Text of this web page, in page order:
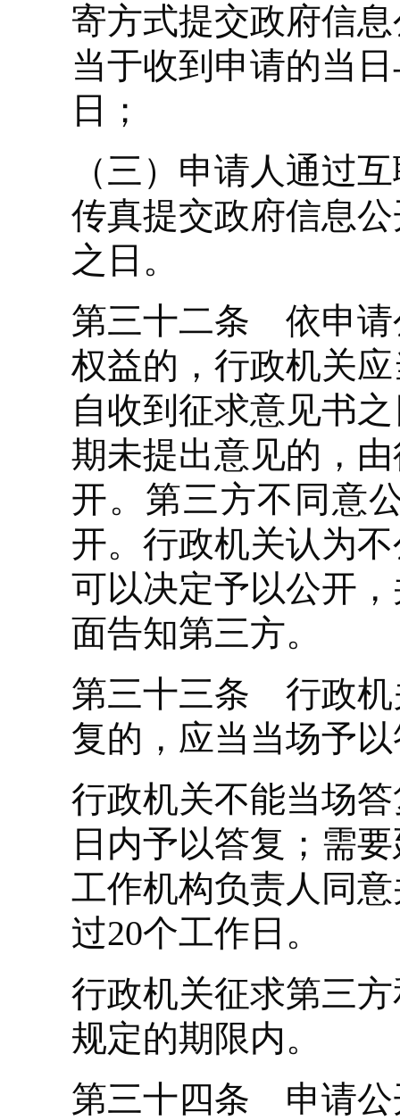
寄方式提交政府信
当于收到申请的当
日；
（三）申请人通过
传真提交政府信息
之日。
第三十二条 依申请
权益的，行政机关
自收到征求意见书
期未提出意见的，
开。第三方不同意
开。行政机关认为
可以决定予以公开
面告知第三方。
第三十三条 行政机
复的，应当当场予
行政机关不能当场
日内予以答复；需
工作机构负责人同
过20个工作日。
行政机关征求第三
规定的期限内。
第三十四条 申请公